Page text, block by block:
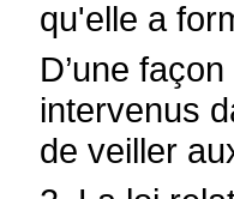
qu'elle a
D’une
intervenus
de veiller